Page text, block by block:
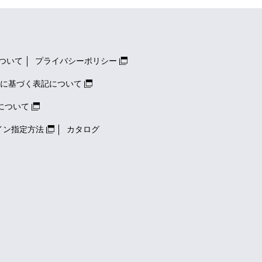
いて プライバシーポリシー
基づく表記について
ついて
ン指定方法 カタログ